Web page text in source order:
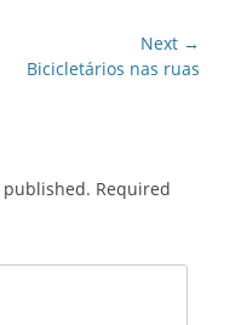
Next →
Bicicletários nas ruas
Required